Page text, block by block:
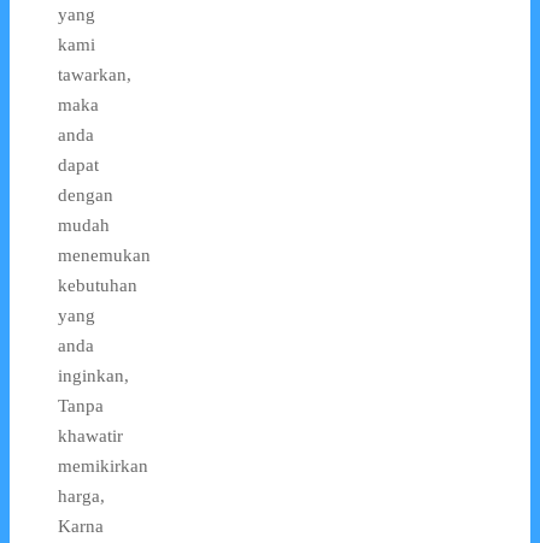
yang
kami
tawarkan,
maka
anda
dapat
dengan
mudah
menemukan
kebutuhan
yang
anda
inginkan,
Tanpa
khawatir
memikirkan
harga,
Karna